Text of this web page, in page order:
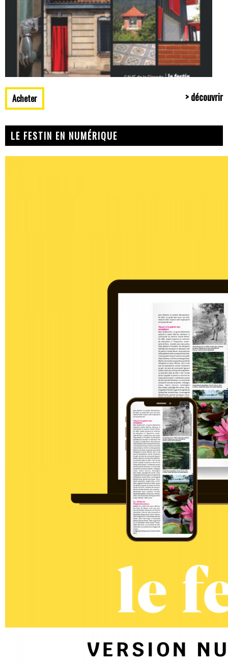
Acheter > découvrir
LE FESTIN EN NUMÉRIQUE